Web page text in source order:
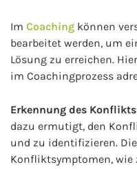
Im Coaching können
bearbeitet werden, um
Lösung zu erreichen.
im Coachingprozess
Erkennung des
dazu ermutigt, den
und zu identifizieren.
Konfliktsymptomen, wie